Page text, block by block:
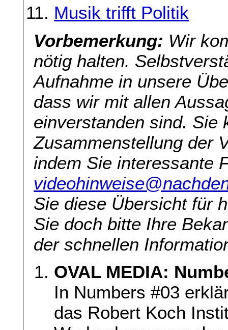
Musik trifft Politik
Vorbemerkung: Wir
nötig halten.
Aufnahme in unsere
dass wir mit allen
einverstanden sind. Sie
Zusammenstellung der
indem Sie interessante
Sie diese Übersicht für
Sie doch bitte Ihre
der schnellen
OVAL MEDIA:
In Numbers #03
das Robert Koch